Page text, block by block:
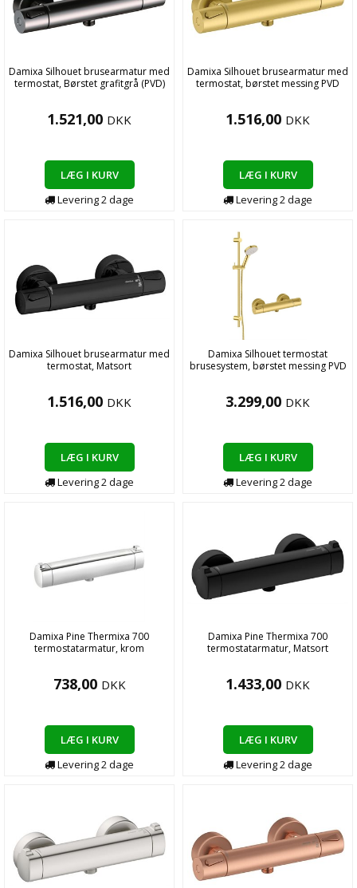
Damixa Silhouet brusearmatur med
termostat, Børstet grafitgrå (PVD)
1.521,00 DKK
LÆG I KURV
Levering2dage
Damixa Silhouet brusearmatur med
termostat, børstet messing PVD
1.516,00 DKK
LÆG I KURV
Levering2dage
Damixa Silhouet brusearmatur med
termostat, Matsort
1.516,00 DKK
LÆG I KURV
Levering2dage
Damixa Silhouet termostat
brusesystem, børstet messing PVD
3.299,00 DKK
LÆG I KURV
Levering2dage
Damixa Pine Thermixa 700
termostatarmatur, krom
738,00 DKK
LÆG I KURV
Levering2dage
Damixa Pine Thermixa 700
termostatarmatur, Matsort
1.433,00 DKK
LÆG I KURV
Levering2dage